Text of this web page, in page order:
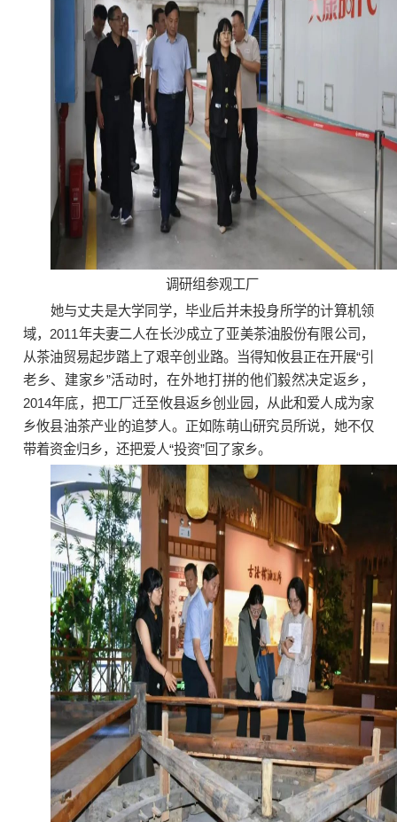
调研组参观工厂
她与丈夫是大学同学，毕业后并未投身所学的计算机领
域，2011年夫妻二人在长沙成立了亚美茶油股份有限公司，
从茶油贸易起步踏上了艰辛创业路。当得知攸县正在开展“引
老乡、建家乡”活动时，在外地打拼的他们毅然决定返乡，
2014年底，把工厂迁至攸县返乡创业园，从此和爱人成为家
乡攸县油茶产业的追梦人。正如陈萌山研究员所说，她不仅
带着资金归乡，还把爱人“投资”回了家乡。